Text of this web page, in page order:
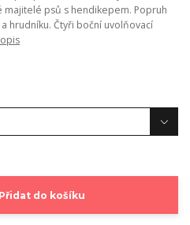
psů s hendikepem. Popruh
hrudníku. Čtyři boční uvolňovací
Přidat do košíku